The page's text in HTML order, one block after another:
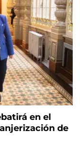
en el
de